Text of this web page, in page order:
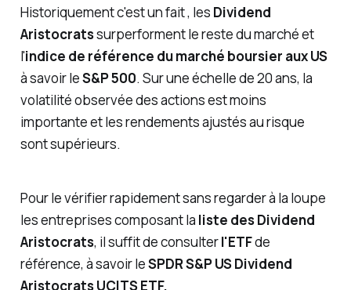
Historiquement c'est un fait , les Dividend
Aristocratssurperforment le reste du marché et
l'indice de référence du marché boursier aux US
à savoir leS&P 500. Sur une échelle de 20 ans, la
volatilité observée des actions est moins
importante et les rendements ajustés au risque
sont supérieurs.
Pour le vérifier rapidement sans regarder à la loupe
les entreprises composant la liste des Dividend
Aristocrats, il suffit de consulterl'ETFde
référence, à savoir leSPDR S&P US Dividend
Aristocrats UCITS ETF.